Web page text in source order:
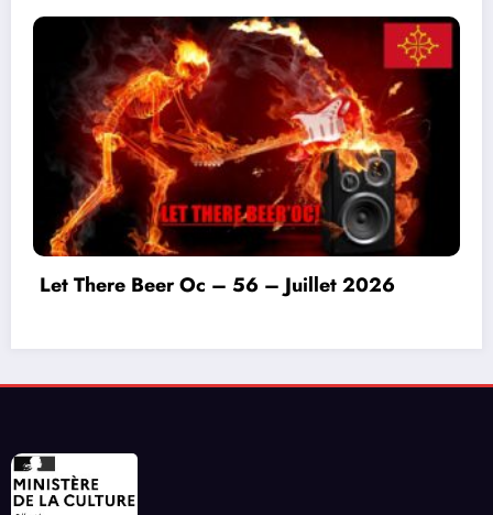
Invitation à déconnecter et au lâcher prise en
ce début d’été